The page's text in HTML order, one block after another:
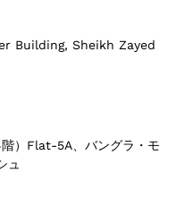
Building, Sheikh Zayed
）Flat-5A、バングラ・モ
ュ